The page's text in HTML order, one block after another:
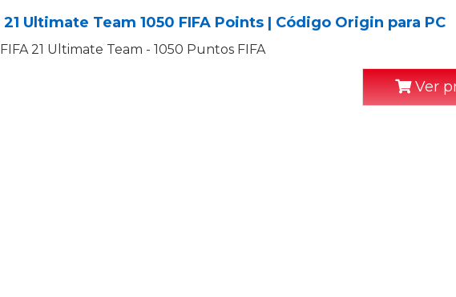
21 Ultimate Team 1050 FIFA Points | Código Origin para PC
FIFA 21 Ultimate Team - 1050 Puntos FIFA
Ver